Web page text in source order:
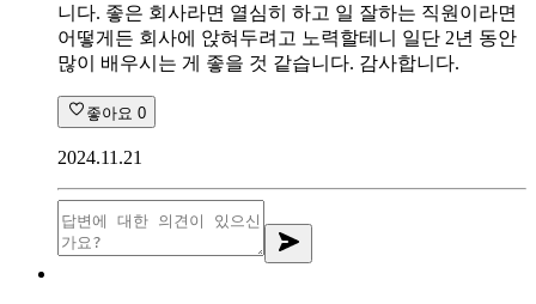
니다. 좋은 회사라면 열심히 하고 일 잘하는 직원이라면
어떻게든 회사에 앉혀두려고 노력할테니 일단 2년 동안
많이 배우시는 게 좋을 것 같습니다. 감사합니다.
좋아요 0
2024.11.21